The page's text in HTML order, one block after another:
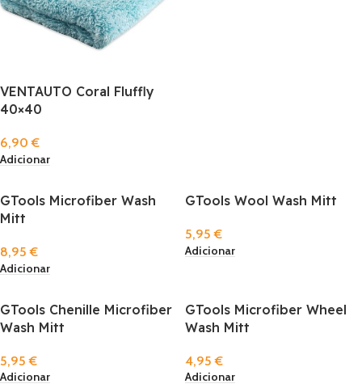
VENTAUTO Coral Fluffly
40×40
6,90€
Adicionar
GTools Microfiber Wash
Mitt
8,95€
Adicionar
GTools Wool Wash Mitt
5,95€
Adicionar
GTools Chenille Microfiber
Wash Mitt
5,95€
Adicionar
GTools Microfiber Wheel
Wash Mitt
4,95€
Adicionar